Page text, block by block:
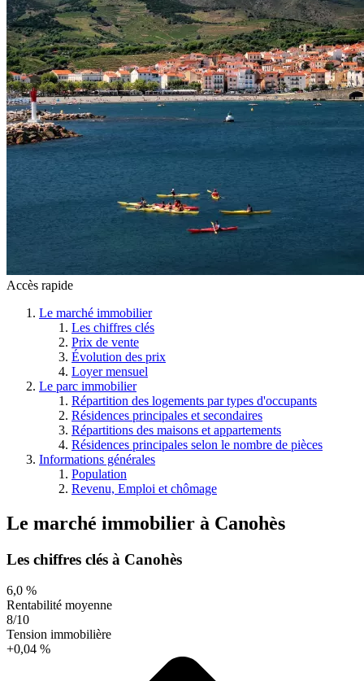
Accès rapide
Le marché immobilier
Les chiffres clés
Prix de vente
Évolution des prix
Loyer mensuel
Le parc immobilier
Répartition des logements par types d'occupants
Résidences principales et secondaires
Répartitions des maisons et appartements
Résidences principales selon le nombre de pièces
Informations générales
Population
Revenu, Emploi et chômage
Le marché immobilier à Canohès
Les chiffres clés à Canohès
6,0 %
Rentabilité moyenne
8/10
Tension immobilière
+0,04 %